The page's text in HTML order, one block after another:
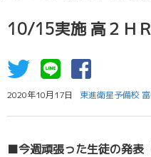
10/15実施 高２Ｈ
2020年10月17日 東進衛星予備校
■今週頑張った生徒の発表